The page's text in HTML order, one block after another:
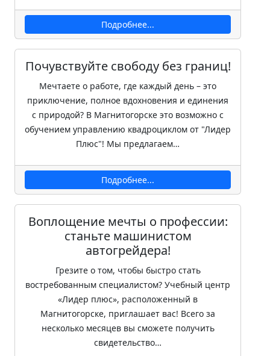
Подробнее...
Почувствуйте свободу без границ!
Мечтаете о работе, где каждый день – это
приключение, полное вдохновения и единения
с природой? В Магнитогорске это возможно с
обучением управлению квадроциклом от "Лидер
Плюс"! Мы предлагаем…
Подробнее...
Воплощение мечты о профессии:
станьте машинистом
автогрейдера!
Грезите о том, чтобы быстро стать
востребованным специалистом? Учебный центр
«Лидер плюс», расположенный в
Магнитогорске, приглашает вас! Всего за
несколько месяцев вы сможете получить
свидетельство…